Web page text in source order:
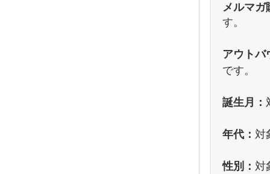
メルマガ
す。
アウトバ
です。
誕生月：
年代： 対
性別： 対